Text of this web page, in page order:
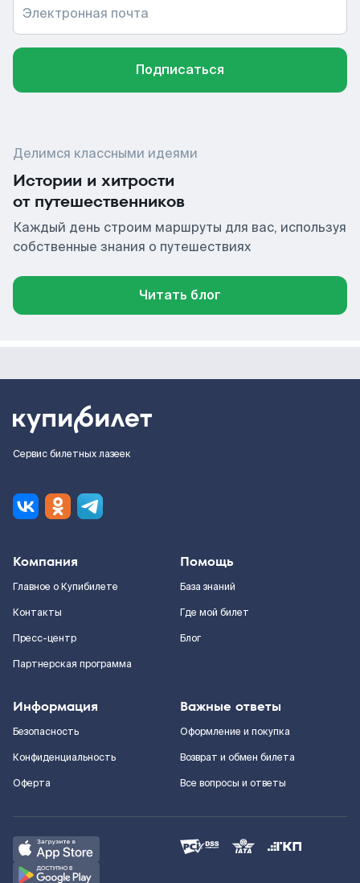
Электронная почта
Подписаться
Делимся классными идеями
Истории и хитрости
от путешественников
Каждый день строим маршруты для вас, используя
собственные знания о путешествиях
Читать блог
Сервис билетных лазеек
Компания
Главное о Купибилете
Контакты
Пресс-центр
Партнерская программа
Помощь
База знаний
Где мой билет
Блог
Информация
Безопасность
Конфиденциальность
Оферта
Важные ответы
Оформление и покупка
Возврат и обмен билета
Все вопросы и ответы